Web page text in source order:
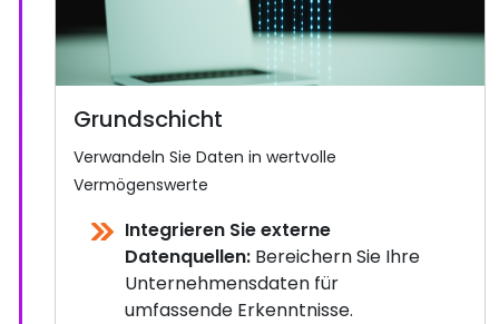
Grundschicht
Verwandeln Sie Daten in wertvolle
Vermögenswerte
Integrieren Sie externe
Datenquellen: Bereichern Sie Ihre
Unternehmensdaten für
umfassende Erkenntnisse.